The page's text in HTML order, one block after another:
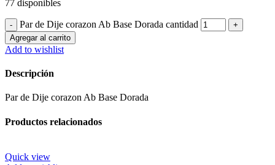
77 disponibles
Par de Dije corazon Ab Base Dorada cantidad
Agregar al carrito
Add to wishlist
Descripción
Par de Dije corazon Ab Base Dorada
Productos relacionados
Quick view